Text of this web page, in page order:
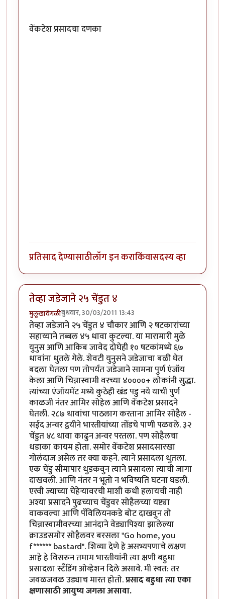
वेंकटेश प्रसादचा दणका
प्रतिसाद देण्यासाठीलॉग इन कराकिंवासदस्य व्हा
तेव्हा जडेजाने २५ चेंडुत ४
मुलूखावेगळीबुधवार, 30/03/2011 13:43
तेव्हा जडेजाने २५ चेंडुत ४ चौकार आणि २ षटकारांच्या
सहाय्याने तब्बल ४५ धावा कुटल्या. या मारामारी मुळे
युनुस आणि आकिब जावेद दोघेही १० षटकांमध्ये ६७
धावांना धुतले गेले. शेवटी युनुसने जडेजाचा बळी घेत
बदला घेतला पण तोपर्यंत जडेजाने सामना पुर्ण एंजॉय
केला आणि चिन्नास्वामी वरच्या ४००००+ लोकांनी सुद्धा.
त्यांच्या एंजॉयमेंट मध्ये कुठेही खंड पडु नये याची पुर्ण
काळजी नंतर आमिर सोहेल आणि वेंकटेश प्रसादने
घेतली. २८७ धावांचा पाठलाग करताना आमिर सोहैल -
सईद अन्वर द्वयीने भारतीयांच्या तोंडचे पाणी पळवले. ३२
चेंडुत ४८ धावा काढुन अन्वर परतला. पण सोहैलचा
धडाका कायम होता. समोर वेंकटेश प्रसादसारखा
गोलंदाज असेल तर क्या कहने. त्याने प्रसादला धुतला.
एक चेंडु सीमापार धुडकवुन त्याने प्रसादला त्याची जागा
दाखवली. आणि नंतर न भूतो न भविष्यति घटना घडली.
एरवी ज्याच्या चेहेर्‍यावरची माशी कधी हलायची नाही
अश्या प्रसादने पुढच्याच चेंडुवर सोहैलच्या यष्ट्या
वाकवल्या आणि पॅविलियनकडे बोट दाखवुन तो
चिन्नास्वामीवरच्या आनंदाने वेड्यापिश्या झालेल्या
क्राउडसमोर सोहैलवर बरसला "Go home, you
f****** bastard". शिव्या देणे हे असभ्यपणाचे लक्षण
आहे हे विसरुन तमाम भारतीयांनी त्या क्षणी बहुधा
प्रसादला स्टँडिंग ओव्हेशन दिले असावे. मी स्वत: तर
जवळजवळ उड्याच मारत होतो.प्रसाद बहुधा त्या एका
क्षणासाठी आयुष्य जगला असावा.